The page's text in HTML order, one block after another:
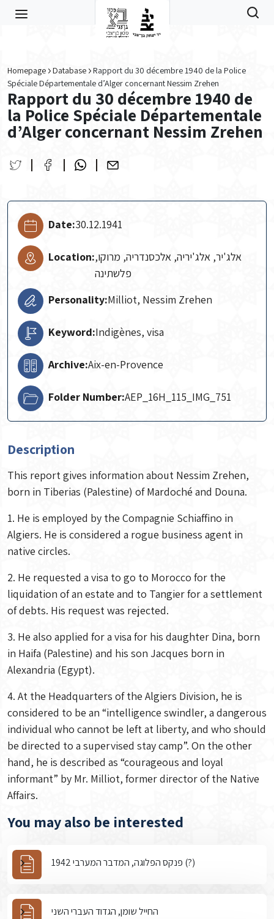
Homepage Database
Rapport du 30 décembre 1940 de la Police
Spéciale Départementale d’Alger concernant Nessim Zrehen
Rapport du 30 décembre 1940 de
la Police Spéciale Départementale
d’Alger concernant Nessim Zrehen
Date:30.12.1941
Location:אלג'יר, אלג'יריה, אלכסנדריה, מרוקו,
פלשתינה
Personality:Milliot, Nessim Zrehen
Keyword:Indigènes, visa
Archive:Aix-en-Provence
Folder Number:AEP_16H_115_IMG_751
Description
This report gives information about Nessim Zrehen,
born in Tiberias (Palestine) of Mardoché and Douna.
1. He is employed by the Compagnie Schiaffino in
Algiers. He is considered a rogue business agent in
native circles.
2. He requested a visa to go to Morocco for the
liquidation of an estate and to Tangier for a settlement
of debts. His request was rejected.
3. He also applied for a visa for his daughter Dina, born
in Haifa (Palestine) and his son Jacques born in
Alexandria (Egypt).
4. At the Headquarters of the Algiers Division, he is
considered to be an “intelligence swindler, a dangerous
individual who cannot be left at liberty, and who should
be directed to a supervised stay camp”. On the other
hand, he is described as “courageous and loyal
informant” by Mr. Milliot, former director of the Native
Affairs.
You may also be interested
פנקס הפלוגה, המדבר המערבי 1942 (?)
החייל שומן, הגדוד העברי השני